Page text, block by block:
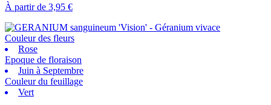
À partir de 3,95 €
Couleur des fleurs
Rose
Epoque de floraison
Juin à Septembre
Couleur du feuillage
Vert